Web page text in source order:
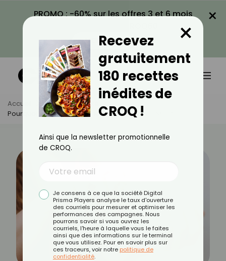
PROMO : -60% sur les offres 3 et 6 mois
VOIR LA PROMO
×
Accueil Actus
Beauté
Pourquoi Les Parfums Ne Tiennent-Ils Pas Sur Moi ?
Recevez
gratuitement
180 recettes
inédites de
CROQ !
×
Ainsi que la newsletter promotionnelle
de CROQ.
Je consens à ce que la société Digital
Prisma Players analyse le taux d'ouverture
des courriels pour mesurer et optimiser les
performances des campagnes. Nous
pourrons savoir si vous ouvrez les
courriels, l'heure à laquelle vous le faites
ainsi que des informations sur le terminal
que vous utilisez. Pour en savoir plus sur
ces traceurs, voir notre politique de
confidentialité.